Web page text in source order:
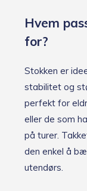
Hvem
for?
Stokken er
stabilitet og
perfekt for
eller de som
på turer.
den enkel å
utendørs.